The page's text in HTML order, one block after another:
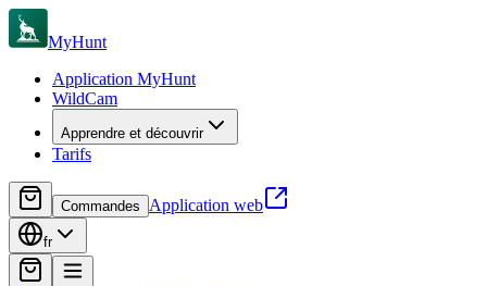
MyHunt
Application MyHunt
WildCam
Apprendre et découvrir
Tarifs
Commandes Application web
fr